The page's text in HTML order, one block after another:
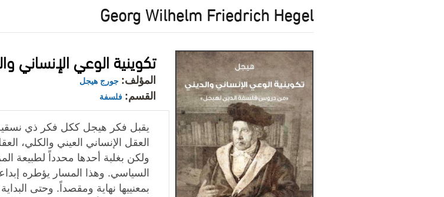
Georg Wilhelm Friedrich Hegel
تكوينية الوعي الإنساني
المؤلف: جورج هيجل
القسم: فلسفة
يقبل فكر هيجل ككل فكر ذي
العقل الإنساني العيني والكلي،
ولكن بغلبة أحدها محدداً لطبيعة
السياسي. وهذا المسار يؤطره
بمعنييها نهاية ومقصداً. وحتى